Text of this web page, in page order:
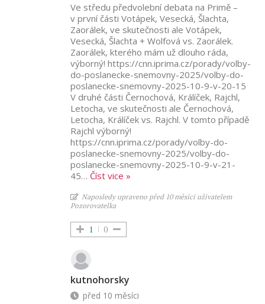
Ve středu předvolební debata na Primě –
v první části Votápek, Vesecká, Šlachta,
Zaorálek, ve skutečnosti ale Votápek,
Vesecká, Šlachta + Wolfová vs. Zaorálek.
Zaorálek, kterého mám už dlouho ráda,
výborný! https://cnn.iprima.cz/porady/volby-
do-poslanecke-snemovny-2025/volby-do-
poslanecke-snemovny-2025-10-9-v-20-15
V druhé části Černochová, Králíček, Rajchl,
Letocha, ve skutečnosti ale Černochová,
Letocha, Králíček vs. Rajchl. V tomto případě
Rajchl výborný!
https://cnn.iprima.cz/porady/volby-do-
poslanecke-snemovny-2025/volby-do-
poslanecke-snemovny-2025-10-9-v-21-
45… Číst vice »
Naposledy upraveno před 10 měsíci uživatelem
Pozorovatelka
1 0
kutnohorsky
před 10 měsíci